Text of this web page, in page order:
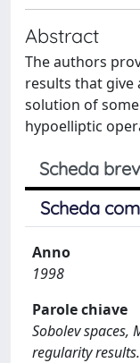
Abstract
The authors
results that give
solution of
hypoelliptic
Scheda
Scheda
Anno
1998
Parole chiave
Sobolev spaces,
regularity results.